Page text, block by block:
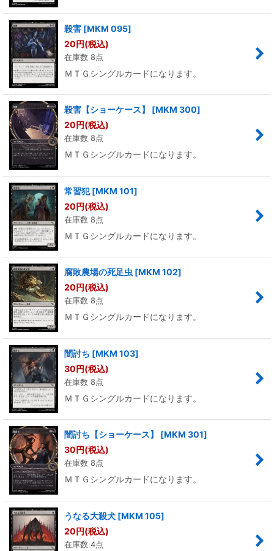
殺害 [MKM 095]
20円(税込)
在庫数 8点
ＭＴＧシングルカードになります。
殺害【ショーケース】 [MKM 300]
20円(税込)
在庫数 8点
ＭＴＧシングルカードになります。
常習犯 [MKM 101]
20円(税込)
在庫数 8点
ＭＴＧシングルカードになります。
腐敗農場の死足虫 [MKM 102]
20円(税込)
在庫数 8点
ＭＴＧシングルカードになります。
闇討ち [MKM 103]
30円(税込)
在庫数 8点
ＭＴＧシングルカードになります。
闇討ち【ショーケース】 [MKM 301]
30円(税込)
在庫数 8点
ＭＴＧシングルカードになります。
うなる大殺犬 [MKM 105]
20円(税込)
在庫数 4点